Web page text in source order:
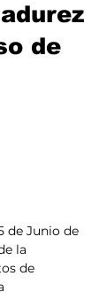
de
de Junio de
la
de